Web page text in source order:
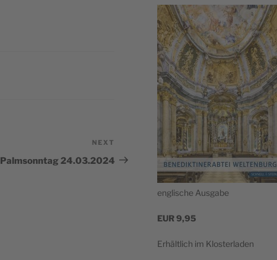
Post
NEXT
Palmsonntag 24.03.2024
englis­che Ausgabe
EUR9,95
Erhältlich im Klosterladen